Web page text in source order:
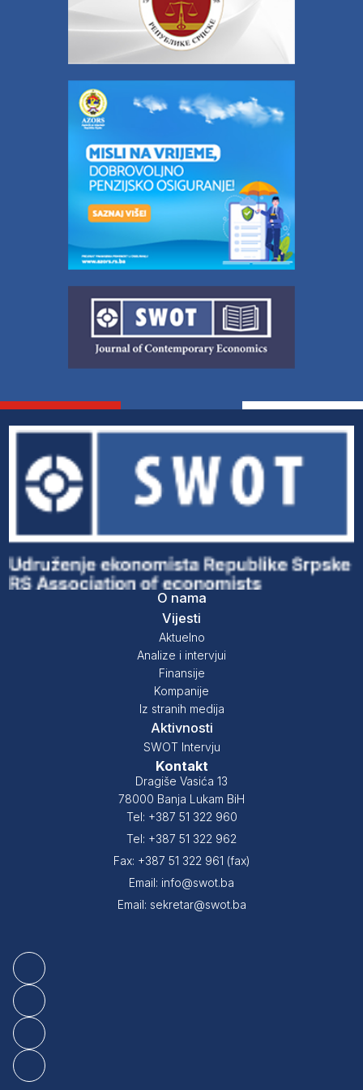
O nama
Vijesti
Aktuelno
Analize i intervjui
Finansije
Kompanije
Iz stranih medija
Aktivnosti
SWOT Intervju
Kontakt
Dragiše Vasića 13
78000 Banja Lukam BiH
Tel: +387 51 322 960
Tel: +387 51 322 962
Fax: +387 51 322 961 (fax)
Email: info@swot.ba
Email: sekretar@swot.ba